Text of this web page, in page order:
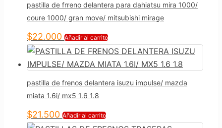
pastilla de frreno delantera para dahiatsu mira 1000/
coure 1000/ gran move/ mitsubishi mirage
$22.000 Añadir al carrito
pastilla de frenos delantera isuzu impulse/ mazda
miata 1.6i/ mx5 1.6 1.8
$21.500 Añadir al carrito